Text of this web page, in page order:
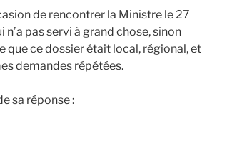
de rencontrer la Ministre le 27
pas servi à grand chose, sinon
ce dossier était local, régional, et
demandes répétées.
sa réponse :